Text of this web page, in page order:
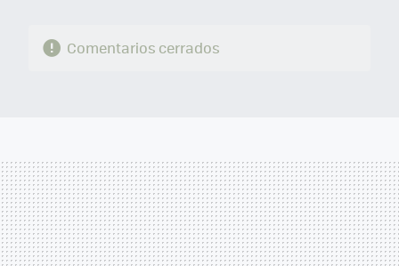
Comentarios cerrados